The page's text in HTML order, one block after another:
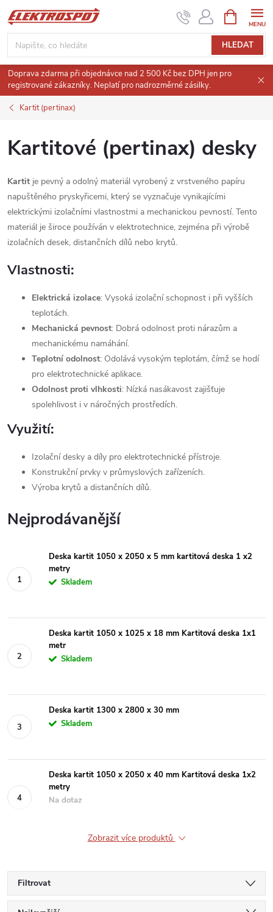
Přejít
na
obsah
HLEDAT
NÁKUPNÍ
KOŠÍK
Doprava zdarma při objednávce nad 2 500 Kč bez DPH jen pro
registrované zákazníky. Neplatí pro nadrozměrné zásilky.
Kartit (pertinax)
Kartitové (pertinax) desky
Kartit je pevný a odolný materiál vyrobený z vrstveného papíru
napuštěného pryskyřicemi, který se vyznačuje vynikajícími
elektrickými izolačními vlastnostmi a mechanickou pevností. Tento
materiál je široce používán v elektrotechnice, zejména při výrobě
izolačních desek, distančních dílů nebo krytů.
Vlastnosti:
Elektrická izolace: Vysoká izolační schopnost i při vyšších
teplotách.
Mechanická pevnost: Dobrá odolnost proti nárazům a
mechanickému namáhání.
Teplotní odolnost: Odolává vysokým teplotám, čímž se hodí
pro elektrotechnické aplikace.
Odolnost proti vlhkosti: Nízká nasákavost zajišťuje
spolehlivost i v náročných prostředích.
Využití:
Izolační desky a díly pro elektrotechnické přístroje.
Konstrukční prvky v průmyslových zařízeních.
Výroba krytů a distančních dílů.
Nejprodávanější
Deska kartit 1050 x 2050 x 5 mm kartitová deska 1 x2
metry
Skladem
Deska kartit 1050 x 1025 x 18 mm Kartitová deska 1x1
metr
Skladem
Deska kartit 1300 x 2800 x 30 mm
Skladem
Deska kartit 1050 x 2050 x 40 mm Kartitová deska 1x2
metry
Na dotaz
Zobrazit více produktů
Filtrovat